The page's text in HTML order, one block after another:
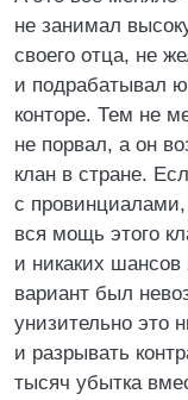
не занимал
своего отца, не
и подрабатывал
конторе. Тем не
не порвал, а он
клан в стране.
с
вся мощь этого
и никаких шансов
вариант был
унизительно это
и разрывать
тысяч убытка